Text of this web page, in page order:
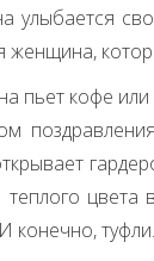
улыбается
женщина,
пьет кофе или
цвета
конечно,